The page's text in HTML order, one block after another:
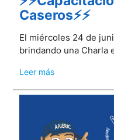
Caseros⚡⚡
El miércoles 24 de
brindando una Charla
Leer más